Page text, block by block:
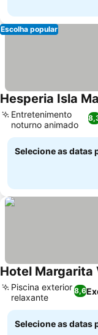
Escolha popular
Hesperia Isla
Entretenimento
noturno animado
Selecione as datas
Hotel Margarita
8,6
Piscina exterior
relaxante
Selecione as datas